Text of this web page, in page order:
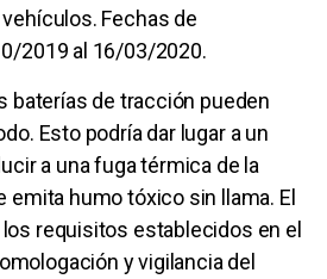
Fechas de
2019 al 16/03/2020.
baterías de tracción pueden
Esto podría dar lugar a un
a una fuga térmica de la
emita humo tóxico sin llama. El
requisitos establecidos en el
y vigilancia del